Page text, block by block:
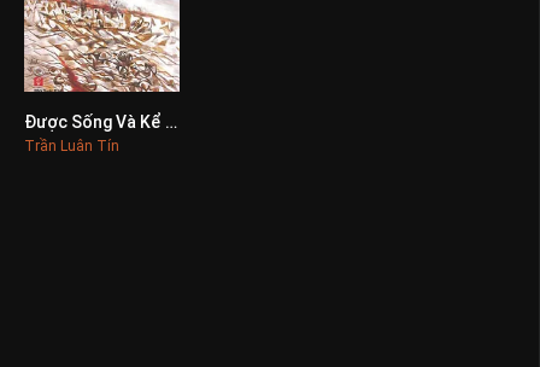
0Được Sống Và Kể Lại
Trần Luân Tín